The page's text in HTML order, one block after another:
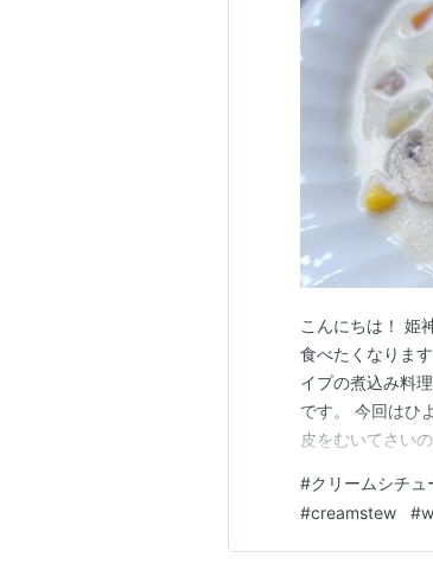
こんにちは！ 姫
食べたくなりま
イプの煮込み料
です。 今回はひ
皮をむいてさい
黒胡椒 ベイリー
を入れる。 …
#クリームシチ
#creamstew #